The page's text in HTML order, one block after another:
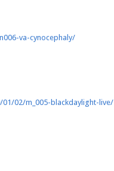
va-cynocephaly/
02/m_005-blackdaylight-live/